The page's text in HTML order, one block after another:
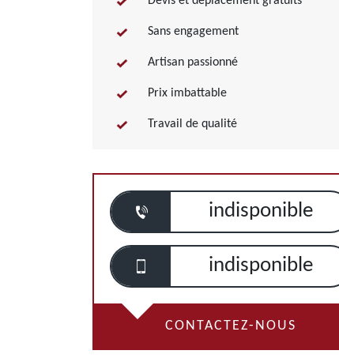
Sans engagement
Artisan passionné
Prix imbattable
Travail de qualité
indisponible
indisponible
CONTACTEZ-NOUS